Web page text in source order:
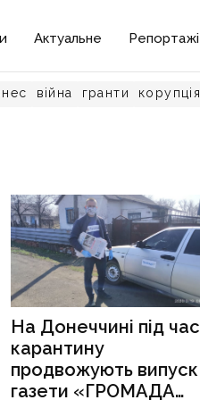
Актуальне Репортажі
війна гранти корупція
На Донеччині під час
карантину
продвожують випуск
газети «ГРОМАДА